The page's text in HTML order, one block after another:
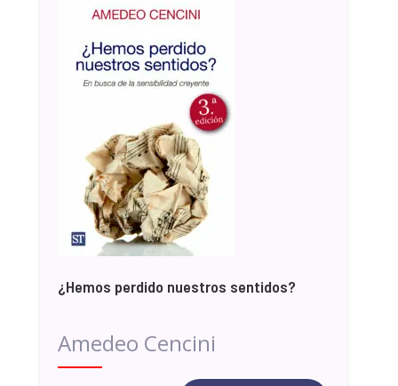
¿Hemos perdido nuestros sentidos?
Amedeo Cencini